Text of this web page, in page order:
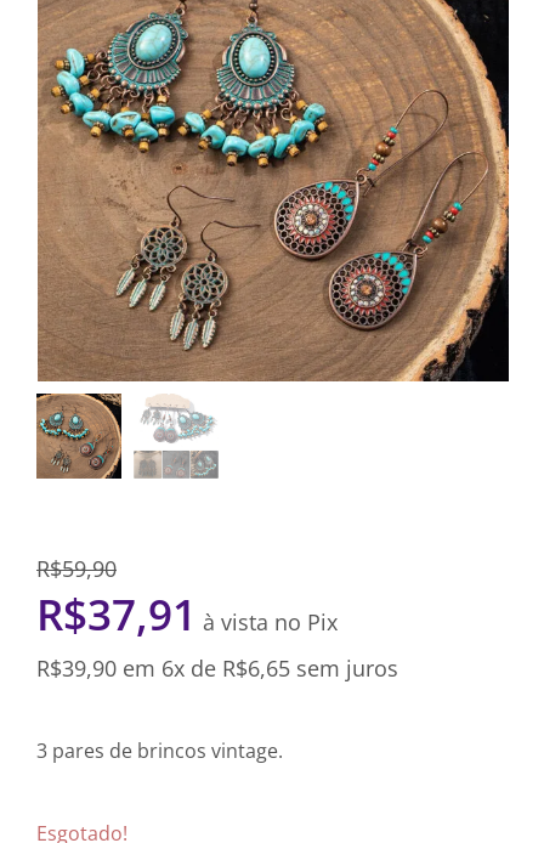
R$59,90
R$37,91 à vista no Pix
R$39,90 em 6x de R$6,65 sem juros
3 pares de brincos vintage.
Esgotado!